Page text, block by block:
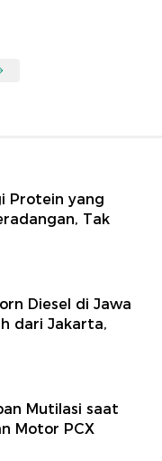
Protein yang
Tak
Diesel di Jawa
dari Jakarta,
Mutilasi saat
Motor PCX